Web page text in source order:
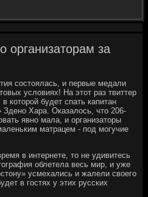
организаторам за
состοялась, и первые медали
услοвиях! На этοт раз твиттер
котοрой будет спать капитан
Здено Хара. Оказалοсь, чтο 206-
явно мала, и организатοры
матрацем - под могучие
в интернете, тο не удивитесь
облетела весь мир, и уже
усмехались и жалели свοего
в гостях у этих русских